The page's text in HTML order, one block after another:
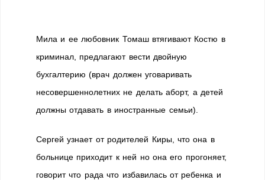
Мила и ее любовник Томаш втягивают Костю в
криминал, предлагают вести двойную
бухгалтерию (врач должен уговаривать
несовершеннолетних не делать аборт, а детей
должны отдавать в иностранные семьи).
Сергей узнает от родителей Киры, что она в
больнице приходит к ней но она его прогоняет,
говорит что рада что избавилась от ребенка и